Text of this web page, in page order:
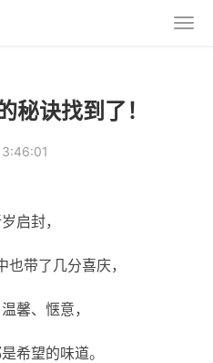
秘诀找到了！
启封，
也带了几分喜庆，
馨、惬意，
希望的味道。